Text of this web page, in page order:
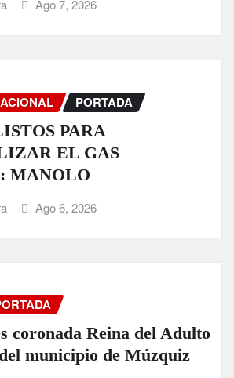
Ago 7, 2026
PORTADA
PARA
EL GAS
MANOLO
Ago 6, 2026
coronada Reina del Adulto
municipio de Múzquiz